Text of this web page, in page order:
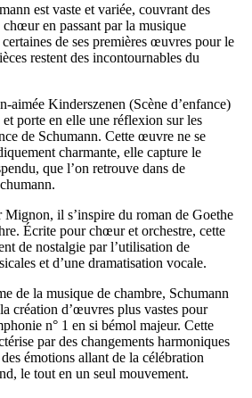
est vaste et variée, couvrant des
en passant par la musique
de ses premières œuvres pour le
restent des incontournables du
aimée Kinderszenen (Scène d’enfance)
porte en elle une réflexion sur les
de Schumann. Cette œuvre ne se
charmante, elle capture le
que l’on retrouve dans de
il s’inspire du roman de Goethe
Écrite pour chœur et orchestre, cette
de nostalgie par l’utilisation de
et d’une dramatisation vocale.
de la musique de chambre, Schumann
création d’œuvres plus vastes pour
n° 1 en si bémol majeur. Cette
par des changements harmoniques
émotions allant de la célébration
le tout en un seul mouvement.